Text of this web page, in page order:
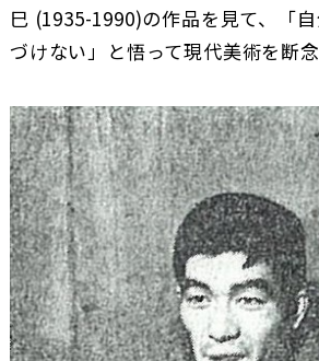
巳 (1935-1990)の作品を見て、「
づけない」と悟って現代美術を断念